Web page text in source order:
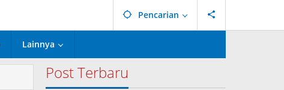
Pencarian
Lainnya
Post Terbaru